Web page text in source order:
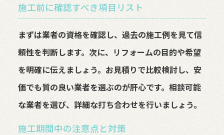
施工前に確認すべき項目リスト
まずは業者の資格を確認し、過去の施工例を見て信
頼性を判断します。次に、リフォームの目的や希望
を明確に伝えましょう。お見積りで比較検討し、安
価でも質の良い業者を選ぶのが肝心です。相談可能
な業者を選び、詳細な打ち合わせを行いましょう。
施工期間中の注意点と対策